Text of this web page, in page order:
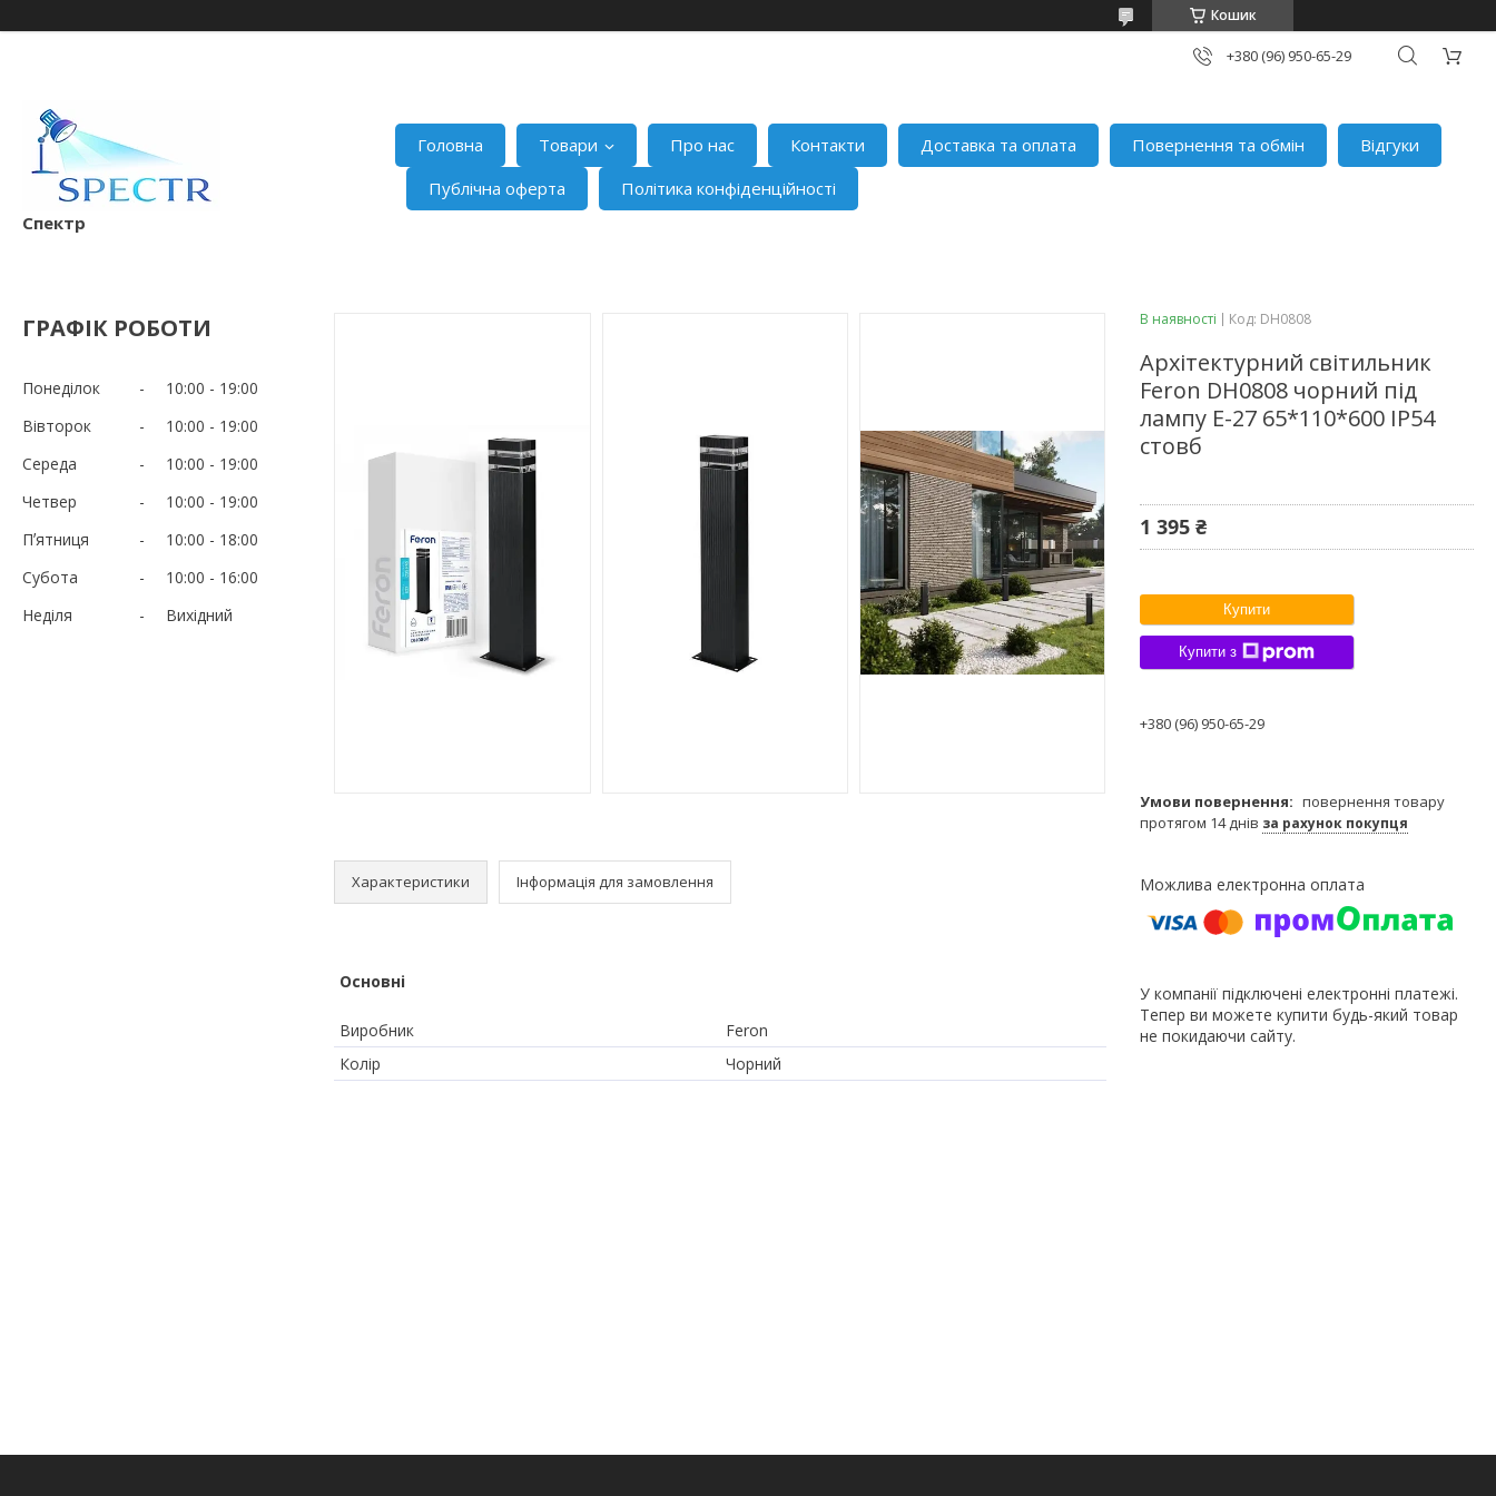
Кошик
+380 (96) 950-65-29
Спектр
Головна Товари Про нас Контакти Доставка та оплата Повернення та обмін
Відгуки
Публічна оферта
Політика конфіденційності
ГРАФІК РОБОТИ
Понеділок 10:00
19:00
Вівторок
10:00
19:00
Середа
10:00
19:00
Четвер
10:00
19:00
Пʼятниця
10:00
18:00
Субота
10:00
16:00
Неділя
Вихідний
Характеристики Інформація для замовлення
Основні
Виробник
Feron
Колір
Чорний
В наявності Код: DH0808
Архітектурний світильник
Feron DH0808 чорний під
лампу E-27 65*110*600 IP54
стовб
1 395 ₴
Купити
Купити з
+380 (96) 950-65-29
повернення товару
протягом 14 днів за рахунок покупця
У компанії підключені електронні платежі.
Тепер ви можете купити будь-який товар
не покидаючи сайту.